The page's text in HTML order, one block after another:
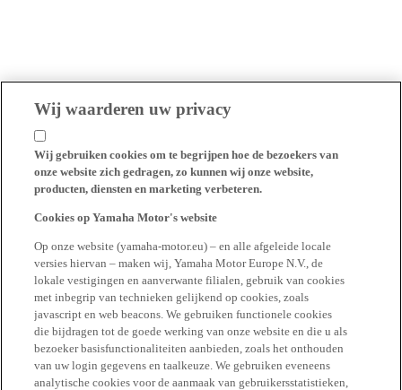
Wij waarderen uw privacy
Wij gebruiken cookies om te begrijpen hoe de bezoekers van
onze website zich gedragen, zo kunnen wij onze website,
producten, diensten en marketing verbeteren.
Cookies op Yamaha Motor's website
Op onze website (yamaha-motor.eu) – en alle afgeleide locale
versies hiervan – maken wij, Yamaha Motor Europe N.V., de
lokale vestigingen en aanverwante filialen, gebruik van cookies
met inbegrip van technieken gelijkend op cookies, zoals
javascript en web beacons. We gebruiken functionele cookies
die bijdragen tot de goede werking van onze website en die u als
bezoeker basisfunctionaliteiten aanbieden, zoals het onthouden
van uw login gegevens en taalkeuze. We gebruiken eveneens
analytische cookies voor de aanmaak van gebruikersstatistieken,